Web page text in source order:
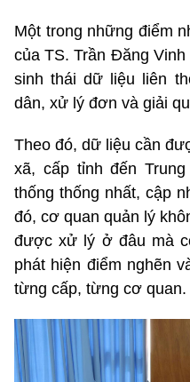
Một trong những điểm
của TS. Trần Đăng
sinh thái dữ liệu liên
dân, xử lý đơn và giải
Theo đó, dữ liệu cần
xã, cấp tỉnh đến
thống thống nhất, cập
đó, cơ quan quản lý
được xử lý ở đâu mà
phát hiện điểm nghẽn
từng cấp, từng cơ quan.